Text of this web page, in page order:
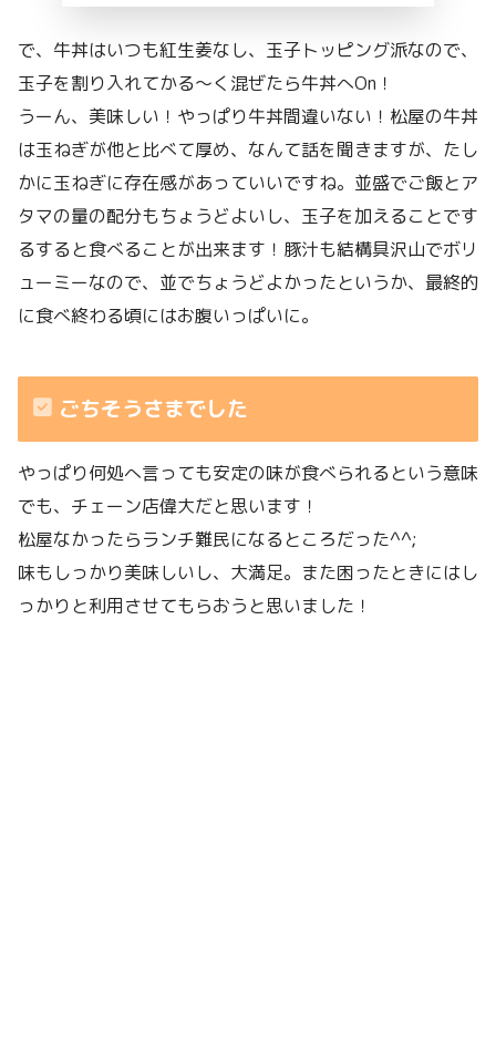
で、牛丼はいつも紅生姜なし、玉子トッピング派なので、
玉子を割り入れてかる～く混ぜたら牛丼へOn！
うーん、美味しい！やっぱり牛丼間違いない！松屋の牛丼
は玉ねぎが他と比べて厚め、なんて話を聞きますが、たし
かに玉ねぎに存在感があっていいですね。並盛でご飯とア
タマの量の配分もちょうどよいし、玉子を加えることです
るすると食べることが出来ます！豚汁も結構具沢山でボリ
ューミーなので、並でちょうどよかったというか、最終的
に食べ終わる頃にはお腹いっぱいに。
ごちそうさまでした
やっぱり何処へ言っても安定の味が食べられるという意味
でも、チェーン店偉大だと思います！
松屋なかったらランチ難民になるところだった^^;
味もしっかり美味しいし、大満足。また困ったときにはし
っかりと利用させてもらおうと思いました！